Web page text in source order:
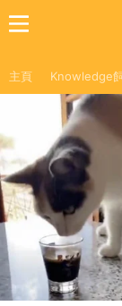
主頁 Knowledge